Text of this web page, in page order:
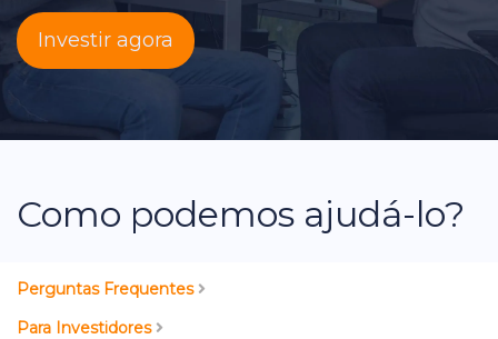
Investir agora
Como podemos ajudá-lo?
Perguntas Frequentes
Para Investidores